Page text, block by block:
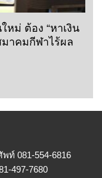
หม่ ต้อง “หาเงิน
มาคมกีฬาไร้ผล
ท์ 081-554-6816
497-7680